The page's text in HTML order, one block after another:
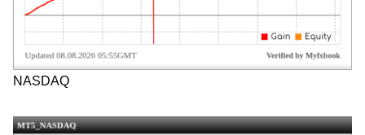
NASDAQ